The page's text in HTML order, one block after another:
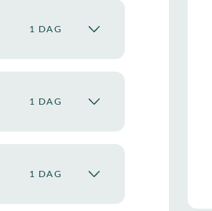
1 DAG
1 DAG
1 DAG